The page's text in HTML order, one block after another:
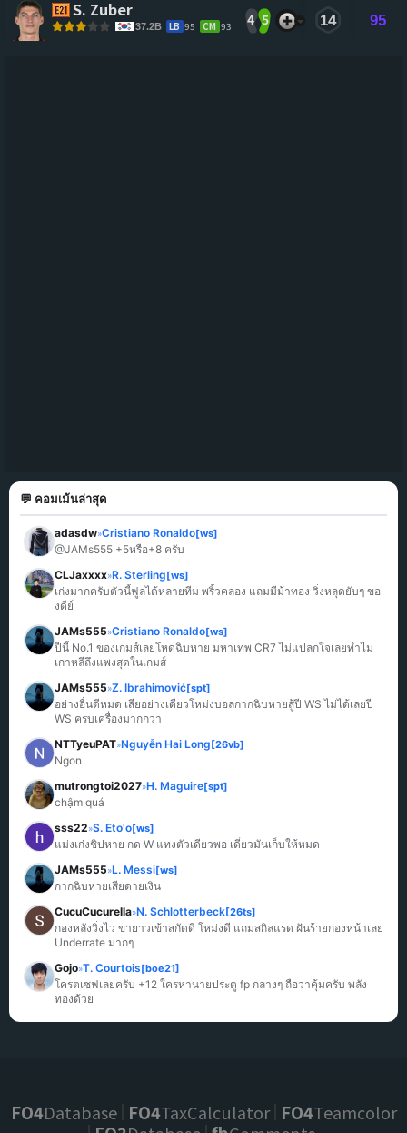
S. Zuber
37.2B LB 95 CM 93 4 5 14 95
💬 คอมเม้นล่าสุด
adasdw»Cristiano Ronaldo[ws]
@JAMs555 +5หรือ+8 ครับ
CLJaxxxx»R. Sterling[ws]
เก่งมากครับตัวนี้ฟูลได้หลายทีม พริ้วคล่อง แถมมีม้าทอง วิ่งหลุดยับๆ ขอ
งดีย์
JAMs555»Cristiano Ronaldo[ws]
ปีนี้ No.1 ของเกมส์เลยโหดฉิบหาย มหาเทพ CR7 ไม่แปลกใจเลยทำไม
เกาหลีถึงแพงสุดในเกมส์
JAMs555»Z. Ibrahimović[spt]
อย่างอื่นดีหมด เสียอย่างเดียวโหม่งบอลกากฉิบหายสู้ปี WS ไม่ได้เลยปี
WS ครบเครื่องมากกว่า
NTTyeuPAT»Nguyễn Hai Long[26vb]
Ngon
mutrongtoi2027»H. Maguire[spt]
chậm quá
sss22»S. Eto'o[ws]
แม่งเก่งชิปหาย กด W แทงตัวเดียวพอ เดี๋ยวมันเก็บให้หมด
JAMs555»L. Messi[ws]
กากฉิบหายเสียดายเงิน
CucuCucurella»N. Schlotterbeck[26ts]
กองหลังวิ่งไว ขายาวเข้าสกัดดี โหม่งดี แถมสกิลแรด ฝันร้ายกองหน้าเลย
Underrate มากๆ
Gojo»T. Courtois[boe21]
โครตเซฟเลยครับ +12 ใครหานายประตู fp กลางๆ ถือว่าคุ้มครับ พลัง
ทองด้วย
FO4Database FO4TaxCalculator FO4Teamcolor